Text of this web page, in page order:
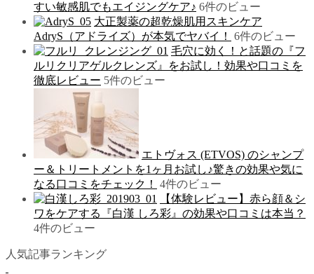
すい敏感肌でもエイジングケア♪ 6件のビュー
大正製薬の超乾燥肌用スキンケア
AdryS（アドライズ）が本気でヤバイ！
6件のビュー
毛穴に効く！と話題の『フ
ルリクリアゲルクレンズ』をお試し！効果や口コミを
徹底レビュー 5件のビュー
エトヴォス (ETVOS) のシャンプ
ー＆トリートメントを1ヶ月お試し♪驚きの効果や気に
なる口コミをチェック！
4件のビュー
【体験レビュー】赤ら顔＆シ
ワをケアする『白漢 しろ彩』の効果や口コミは本当？
4件のビュー
人気記事ランキング